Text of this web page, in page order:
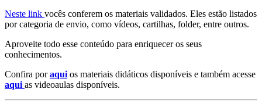
Neste link vocês conferem os materiais validados. Eles estão listados
por categoria de envio, como vídeos, cartilhas, folder, entre outros.
Aproveite todo esse conteúdo para enriquecer os seus
conhecimentos.
Confira poraqui os materiais didáticos disponíveis e também acesse
aqui as videoaulas disponíveis.